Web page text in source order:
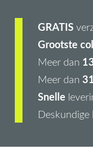
GRATIS
Grootste
Meer dan
Meer dan
Snelle